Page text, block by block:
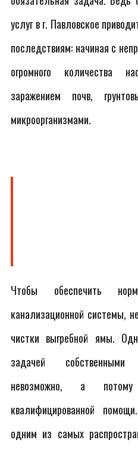
услуг в г. Павловское
последствиям: начиная с
огромного количества
заражением почв,
микроорганизмами.
Чтобы обеспечить
канализационной системы,
чистки выгребной ямы.
задачей
невозможно, а
квалифицированной
одним из самых